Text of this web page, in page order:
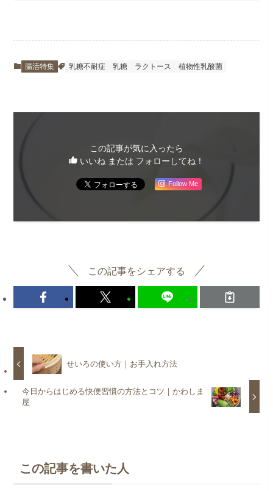
腸活特集 乳糖不耐症 乳糖 ラクトース 植物性乳酸菌
この記事が気に入ったら
いいね または フォローしてね！
Follow Me
この記事をシェアする
せいろの使い方｜お手入れ方法
今日からはじめる快便習慣の方法とコツ｜かわしま
屋
この記事を書いた人